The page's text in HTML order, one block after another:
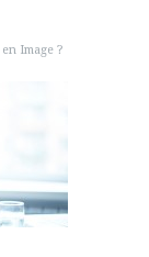
Image ?